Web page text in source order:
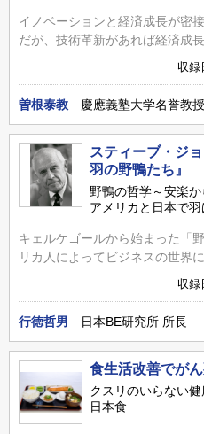
イノベーションと経済成長が密
だが、技術革新があれば経済成
収
曽根泰教 慶應義塾大学名誉教授
スティーブ・ジ
羽の野鴨たち』
野鴨の哲学～安楽か
アメリカと日本で
キェルケゴールから始まった「
リカ人によってビジネスの世界
収
行徳哲男 日本BE研究所 所長
食生活改善でが
クスリのいらない
日本食